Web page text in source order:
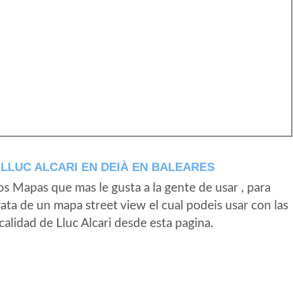
ALCARI EN DEIÀ EN BALEARES
Mapas que mas le gusta a la gente de usar , para
de un mapa street view el cual podeis usar con las
de Lluc Alcari desde esta pagina.